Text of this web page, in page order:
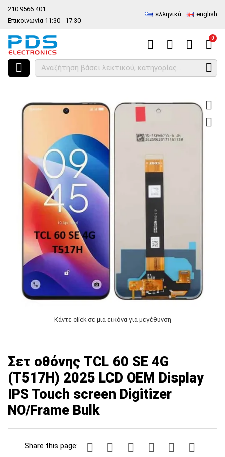
210.9566.401
Επικοινωνία 11:30 - 17:30
ελληνικά english
0
HOME Σετ οθόνης TCL 60 SE 4G (T517H) 2025 LCD OEM Display IPS
Κάντε click σε μια εικόνα για μεγέθυνση
Σετ οθόνης TCL 60 SE 4G
(T517H) 2025 LCD OEM Display
IPS Touch screen Digitizer
NO/Frame Bulk
Share this page: